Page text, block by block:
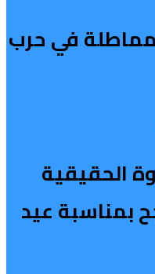
في حرب
الحقيقية
بمناسبة عيد